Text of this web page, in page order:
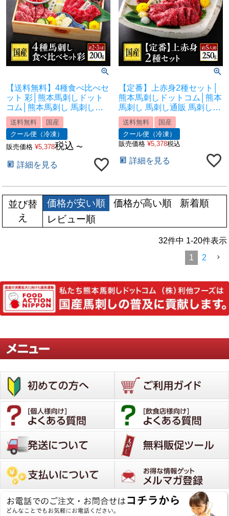
【送料無料】4種食べ比べセ
ット 彩│熊本馬刺しドット
コム│熊本馬刺し 馬刺し通
販 馬刺し専門店 馬刺しお取
り寄せ 利他フーズ
送料無料
国産
クール便（冷凍）
販売価格 ¥5,378税込 〜
詳細を見る
【定番】上赤身2種セット│
熊本馬刺しドットコム│熊本
馬刺し 馬刺し通販 馬刺し専
門店 馬刺しお取り寄せ 利他
フーズ
送料無料
国産
クール便（冷凍）
販売価格 ¥5,378税込
詳細を見る
並び替
え
価格が安い順 価格が高い順
新着順
レビュー順
32件中 1-20件表示
1
2